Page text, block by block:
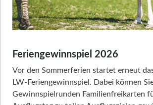
Feriengewinnspiel 2026
Vor den Sommerferien startet erneut
LW-Feriengewinnspiel. Dabei können
Gewinnspielrunden Familienfreikarten